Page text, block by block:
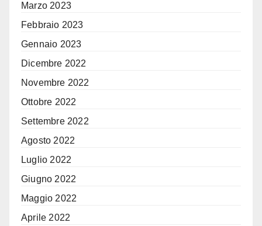
Marzo 2023
Febbraio 2023
Gennaio 2023
Dicembre 2022
Novembre 2022
Ottobre 2022
Settembre 2022
Agosto 2022
Luglio 2022
Giugno 2022
Maggio 2022
Aprile 2022